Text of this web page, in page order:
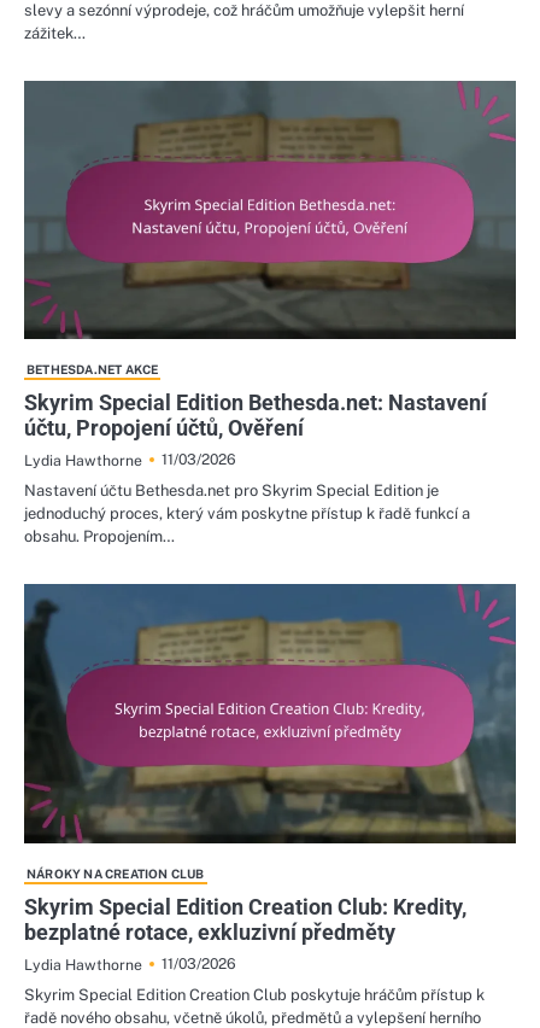
slevy a sezónní výprodeje, což hráčům umožňuje vylepšit herní
zážitek…
BETHESDA.NET AKCE
Skyrim Special Edition Bethesda.net: Nastavení
účtu, Propojení účtů, Ověření
Lydia Hawthorne
11/03/2026
Nastavení účtu Bethesda.net pro Skyrim Special Edition je
jednoduchý proces, který vám poskytne přístup k řadě funkcí a
obsahu. Propojením…
NÁROKY NA CREATION CLUB
Skyrim Special Edition Creation Club: Kredity,
bezplatné rotace, exkluzivní předměty
Lydia Hawthorne
11/03/2026
Skyrim Special Edition Creation Club poskytuje hráčům přístup k
řadě nového obsahu, včetně úkolů, předmětů a vylepšení herního